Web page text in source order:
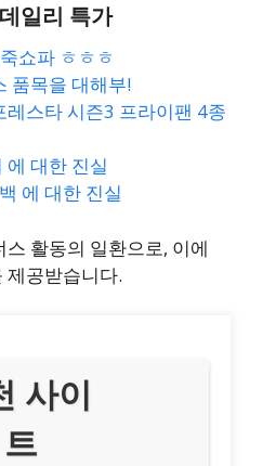
일리 특가
쇼파 ㅎㅎㅎ
품목을 대해부!
스타 시즌3 프라이팬 4종
대한 진실
에 대한 진실
활동의 일환으로, 이에
제공받습니다.
사이
트